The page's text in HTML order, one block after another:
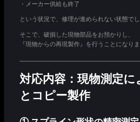
・メーカー供給も終了
という状況で、修理が進められない状態でし
そこで、破損した現物部品をお預かりし、
『現物からの再現製作』を行うことになりま
対応内容：現物測定に
とコピー製作